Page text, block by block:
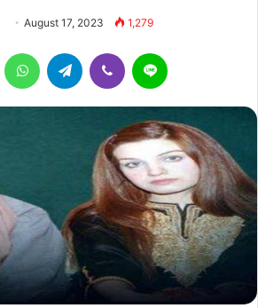
August 17, 2023 1,279
MessengerWhatsAppTelegram Viber